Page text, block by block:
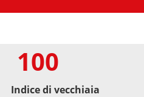
100
Indice di vecchiaia